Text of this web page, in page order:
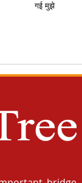
गई मुझे